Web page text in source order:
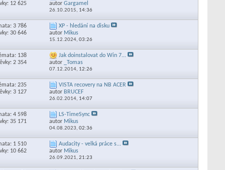
12 625
autor Gargamel
26.10.2015, 14:36
3 786
30 646
XP - hledání na disku
autor Mikus
15.12.2024, 03:26
138
2 354
Jak doinstalovat do Win 7...
autor
_Tomas
07.12.2014, 12:26
235
3 127
VISTA recovery na NB ACER
autor BRUCEF
26.02.2014, 14:07
4 598
35 171
LS-TimeSync
autor Mikus
04.08.2023, 02:36
1 510
10 662
Audacity - velká práce s...
autor Mikus
26.09.2021, 21:23